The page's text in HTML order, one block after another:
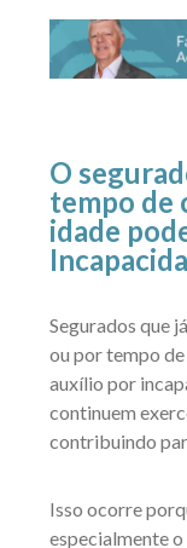
O
tempo de
idade
Segurados que
ou por tempo
auxílio por
continuem
contribuindo
Isso ocorre
especialmente